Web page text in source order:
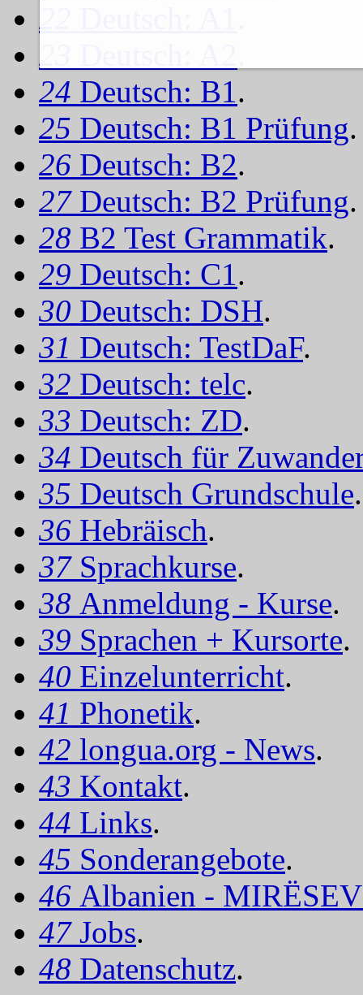
22
23
24 Deutsch: B1.
25 Deutsch: B1 Prüfung.
26 Deutsch: B2.
27 Deutsch: B2 Prüfung.
28 B2 Test Grammatik.
29 Deutsch: C1.
30 Deutsch: DSH.
31 Deutsch: TestDaF.
32 Deutsch: telc.
33 Deutsch: ZD.
34 Deutsch für
35 Deutsch Grundschule.
36 Hebräisch.
37 Sprachkurse.
38 Anmeldung - Kurse.
39 Sprachen + Kursorte.
40 Einzelunterricht.
41 Phonetik.
42 longua.org - News.
43 Kontakt.
44 Links.
45 Sonderangebote.
46 Albanien -
47 Jobs.
48 Datenschutz.